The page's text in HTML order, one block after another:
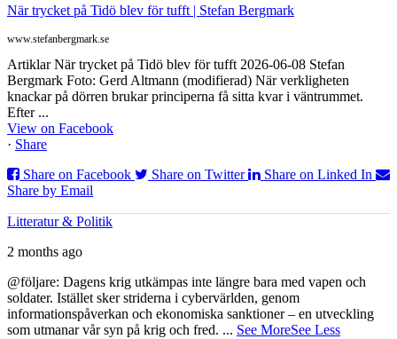
När trycket på Tidö blev för tufft | Stefan Bergmark
www.stefanbergmark.se
Artiklar När trycket på Tidö blev för tufft 2026-06-08 Stefan
Bergmark Foto: Gerd Altmann (modifierad) När verkligheten
knackar på dörren brukar principerna få sitta kvar i väntrummet.
Efter ...
View on Facebook
· Share
Share on Facebook
Share on Twitter
Share on Linked In
Share by Email
Litteratur & Politik
2 months ago
@följare: Dagens krig utkämpas inte längre bara med vapen och
soldater. Istället sker striderna i cybervärlden, genom
informationspåverkan och ekonomiska sanktioner – en utveckling
som utmanar vår syn på krig och fred. ... See MoreSee Less